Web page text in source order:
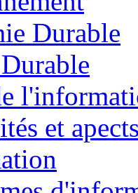
Durable
et